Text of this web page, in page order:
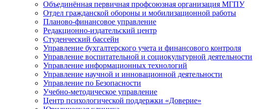
Объединённая первичная профсоюзная организация МГПУ
Отдел гражданской обороны и мобилизационной работы
Планово-финансовое управление
Редакционно-издательский центр
Студенческий бассейн
Управление бухгалтерского учета и финансового контроля
Управление воспитательной и социокультурной деятельности
Управление информационных технологий
Управление научной и инновационной деятельности
Управление по Безопасности
Учебно-методическое управление
Центр психологической поддержки «Доверие»